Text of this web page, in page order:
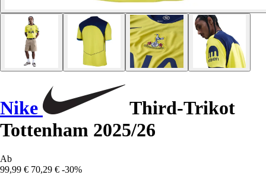
Nike
Third-Trikot
Tottenham 2025/26
Ab
99,99 € 70,29 € -30%